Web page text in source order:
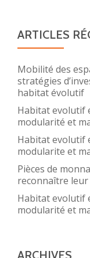
ARTICLES
Mobilité des
stratégies
habitat évolutif
Habitat evolutif
modularité et
Habitat evolutif
modularite et
Pièces de
reconnaître leur
Habitat evolutif
modularité et
ARCHIVES